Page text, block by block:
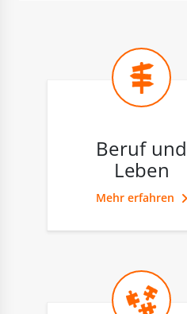
Beruf und
Leben
Mehr erfahren